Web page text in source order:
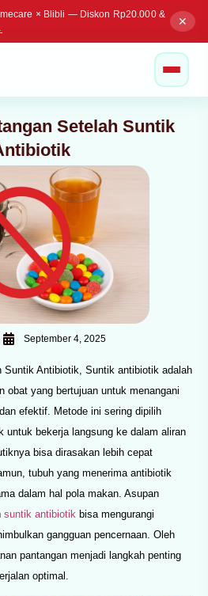
× Blibli — Diskon Rp20.000 &
✕
Setelah Suntik
September 4, 2025
Suntik Antibiotik, Suntik antibiotik adalah
obat yang bertujuan untuk menangani
efektif. Metode ini sering dipilih
untuk bekerja langsung ke dalam aliran
bisa dirasakan lebih cepat
tubuh yang menerima antibiotik
dalam hal pola makan. Asupan
suntik antibiotik bisa mengurangi
gangguan pencernaan. Oleh
pantangan menjadi langkah penting
optimal.